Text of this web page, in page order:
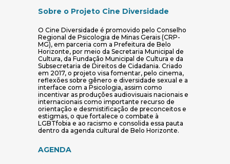
Sobre o Projeto Cine Diversidade
O Cine Diversidade é promovido pelo Conselho
Regional de Psicologia de Minas Gerais (CRP-
MG), em parceria com a Prefeitura de Belo
Horizonte, por meio da Secretaria Municipal de
Cultura, da Fundação Municipal de Cultura e da
Subsecretaria de Direitos de Cidadania. Criado
em 2017, o projeto visa fomentar, pelo cinema,
reflexões sobre gênero e diversidade sexual e a
interface com a Psicologia, assim como
incentivar as produções audiovisuais nacionais e
internacionais como importante recurso de
orientação e desmistificação de preconceitos e
estigmas, o que fortalece o combate à
LGBTfobia e ao racismo e consolida essa pauta
dentro da agenda cultural de Belo Horizonte.
AGENDA